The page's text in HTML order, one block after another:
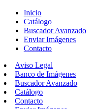
Inicio
Catálogo
Buscador Avanzado
Enviar Imágenes
Contacto
Aviso Legal
Banco de Imágenes
Buscador Avanzado
Catálogo
Contacto